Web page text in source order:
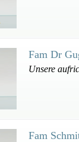
Fam Dr
Unsere
Fam